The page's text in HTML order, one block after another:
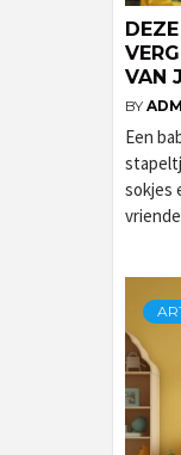
VAN
BY
Een
sokjes